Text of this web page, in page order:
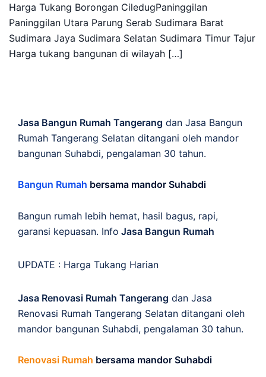
Harga Tukang Borongan CiledugPaninggilan
Paninggilan Utara Parung Serab Sudimara Barat
Sudimara Jaya Sudimara Selatan Sudimara Timur Tajur
Harga tukang bangunan di wilayah […]
Jasa Bangun Rumah Tangerang dan Jasa Bangun
Rumah Tangerang Selatan ditangani oleh mandor
bangunan Suhabdi, pengalaman 30 tahun.
Bangun Rumah bersama mandor Suhabdi
Bangun rumah lebih hemat, hasil bagus, rapi,
garansi kepuasan. Info Jasa Bangun Rumah
UPDATE : Harga Tukang Harian
Jasa Renovasi Rumah Tangerang dan Jasa
Renovasi Rumah Tangerang Selatan ditangani oleh
mandor bangunan Suhabdi, pengalaman 30 tahun.
Renovasi Rumah bersama mandor Suhabdi